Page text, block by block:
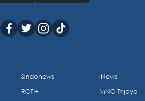
Sindonews
RCTI+
iNews
MNC Trijaya